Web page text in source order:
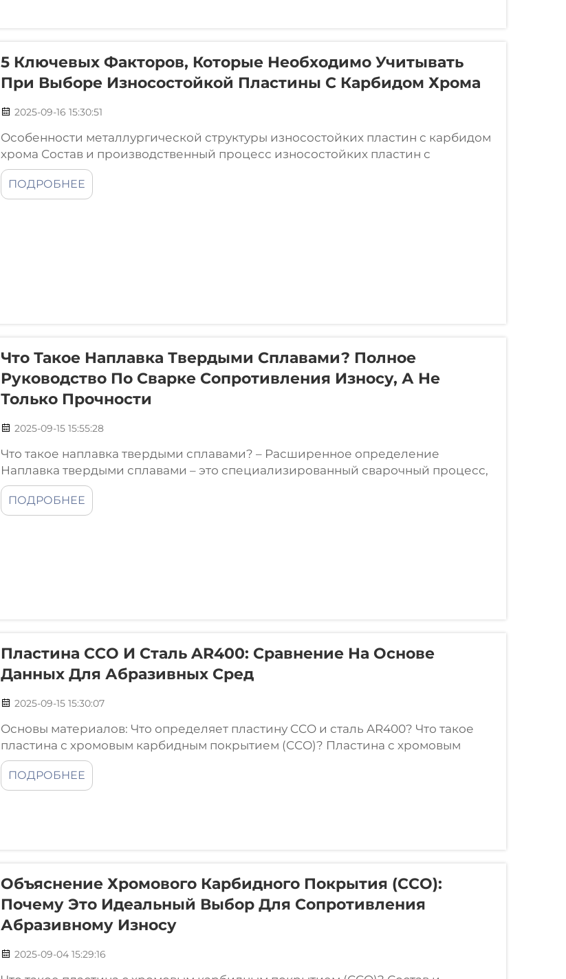
5 Ключевых Факторов, Которые Необходимо Учитывать
При Выборе Износостойкой Пластины С Карбидом Хрома
2025-09-16 15:30:51
Особенности металлургической структуры износостойких пластин с карбидом
хрома Состав и производственный процесс износостойких пластин с
наплавкой карбида хрома Износостойкие пластины с карбидом хрома в
основном изготавливаются из стальных основ материалов, таких как Q235 или
Q345, которые получают...
ПОДРОБНЕЕ
Что Такое Наплавка Твердыми Сплавами? Полное
Руководство По Сварке Сопротивления Износу, А Не
Только Прочности
2025-09-15 15:55:28
Что такое наплавка твердыми сплавами? – Расширенное определение
Наплавка твердыми сплавами – это специализированный сварочный процесс,
при котором на металлические поверхности наносятся износостойкие сплавы
для борьбы с их деградацией. В отличие от стандартных сварочных методов,
сосредоточенных на обеспечении структурной целостности, наплавка
ПОДРОБНЕЕ
Пластина CCO И Сталь AR400: Сравнение На Основе
Данных Для Абразивных Сред
2025-09-15 15:30:07
Основы материалов: Что определяет пластину CCO и сталь AR400? Что такое
пластина с хромовым карбидным покрытием (CCO)? Пластина с хромовым
карбидным покрытием (CCO) состоит из двух частей: обычной мягкой стальной
основы внизу и очень твердого хромового карбида...
ПОДРОБНЕЕ
Объяснение Хромового Карбидного Покрытия (CCO):
Почему Это Идеальный Выбор Для Сопротивления
Абразивному Износу
2025-09-04 15:29:16